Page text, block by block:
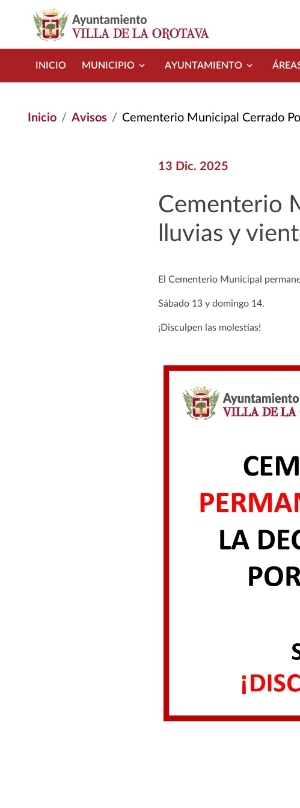
INICIO MUNICIPIO AYUNTAMIENTO
Inicio Avisos Cementerio Municipal Cerrado
13 Dic. 2025
Cementerio
lluvias y
El Cementerio Municipal
Sábado 13 y domingo 14.
¡Disculpen las molestias!